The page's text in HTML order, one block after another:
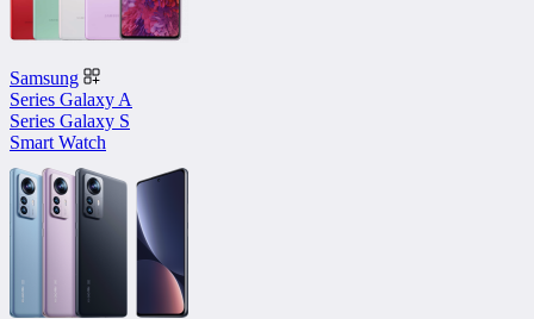
Samsung
Series Galaxy A
Series Galaxy S
Smart Watch